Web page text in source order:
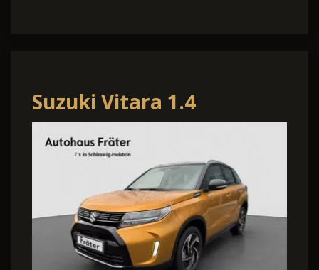
Suzuki Vitara 1.4
Comfort+ AHK Panorama
NAVI